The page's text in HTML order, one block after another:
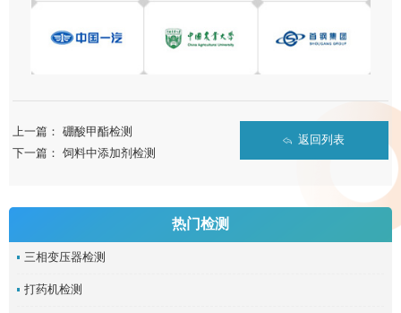
上一篇：硼酸甲酯检测
下一篇：饲料中添加剂检测
返回列表
热门检测
三相变压器检测
打药机检测